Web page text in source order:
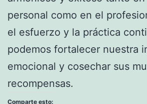
personal como en el
el esfuerzo y la práctica
podemos fortalecer nuestra
emocional y cosechar sus
recompensas.
Comparte esto: